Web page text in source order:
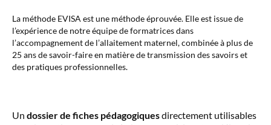
La méthode EVISA est une méthode éprouvée. Elle est issue de
l’expérience de notre équipe de formatrices dans
l’accompagnement de l’allaitement maternel, combinée à plus de
25 ans de savoir-faire en matière de transmission des savoirs et
des pratiques professionnelles.
Un dossier de fiches pédagogiquesdirectement utilisables